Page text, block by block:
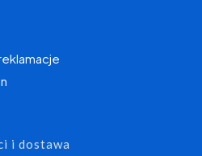
w stopce
i dostawa